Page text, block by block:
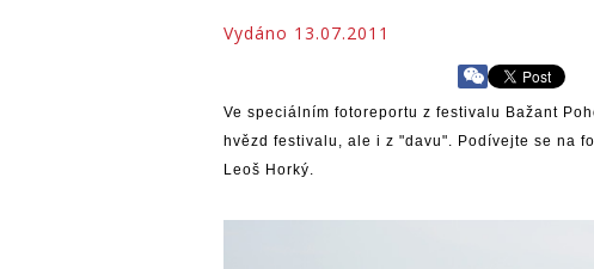
Vydáno 13.07.2011
Ve speciálním fotoreportu z festivalu Bažant
hvězd festivalu, ale i z "davu". Podívejte se na
Leoš Horký.